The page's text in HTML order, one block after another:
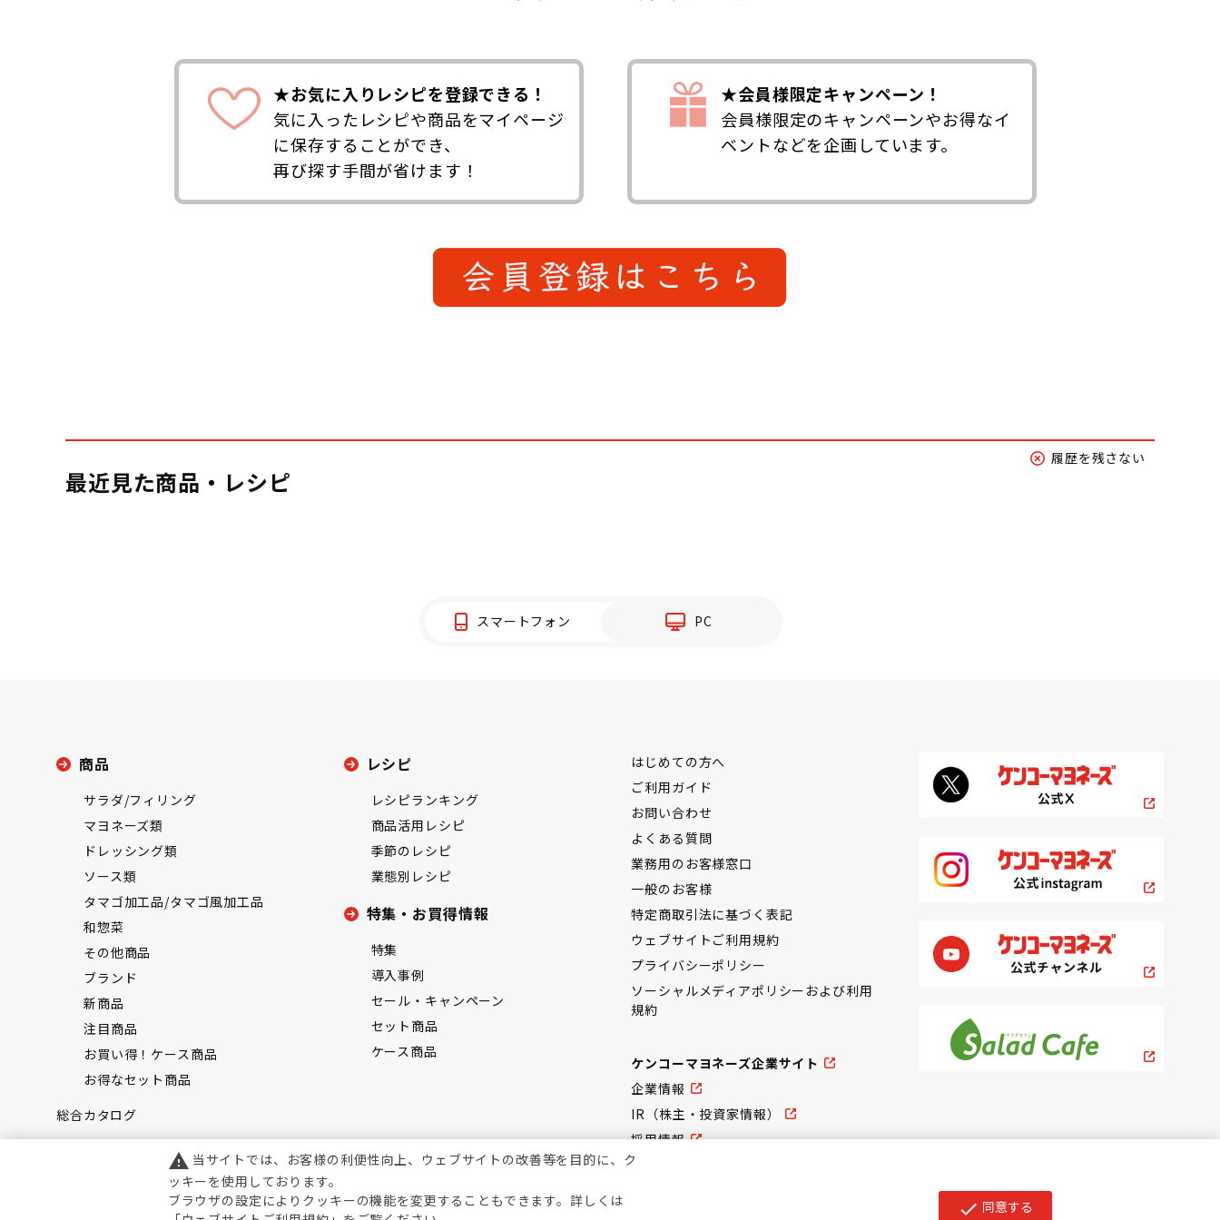
★お気に入りレシピを登録できる！
気に入ったレシピや商品をマイページ
に保存することができ、
再び探す手間が省けます！
★会員様限定キャンペーン！
会員様限定のキャンペーンやお得なイ
ベントなどを企画しています。
最近見た商品・レシピ
履歴を残さない
スマートフォン PC
商品
サラダ/フィリング
マヨネーズ類
ドレッシング類
ソース類
タマゴ加工品/タマゴ風加工品
和惣菜
その他商品
ブランド
新商品
注目商品
お買い得！ケース商品
お得なセット商品
総合カタログ
レシピ
レシピランキング
商品活用レシピ
季節のレシピ
業態別レシピ
特集・お買得情報
特集
導入事例
セール・キャンペーン
セット商品
ケース商品
はじめての方へ
ご利用ガイド
お問い合わせ
よくある質問
業務用のお客様窓口
一般のお客様
特定商取引法に基づく表記
ウェブサイトご利用規約
プライバシーポリシー
ソーシャルメディアポリシーおよび利用
規約
ケンコーマヨネーズ企業サイト
企業情報
IR（株主・投資家情報）
採用情報
warning 当サイトでは、お客様の利便性向上、ウェブサイトの改善等を目的に、ク
ッキーを使用しております。
ブラウザの設定によりクッキーの機能を変更することもできます。詳しくは
check 同意する